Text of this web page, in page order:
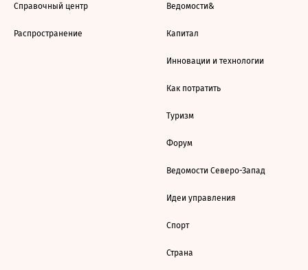
Справочный центр
Распространение
Ведомости&
Капитал
Инновации и технологии
Как потратить
Туризм
Форум
Ведомости Северо-Запад
Идеи управления
Спорт
Страна